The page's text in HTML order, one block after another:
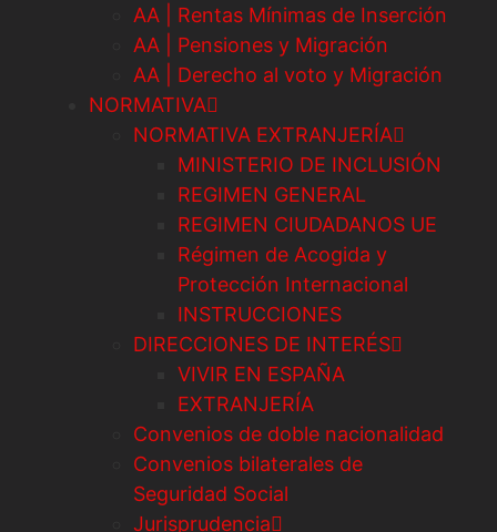
AA | Rentas Mínimas de Inserción
AA | Pensiones y Migración
AA | Derecho al voto y Migración
NORMATIVA
NORMATIVA EXTRANJERÍA
MINISTERIO DE INCLUSIÓN
REGIMEN GENERAL
REGIMEN CIUDADANOS UE
Régimen de Acogida y
Protección Internacional
INSTRUCCIONES
DIRECCIONES DE INTERÉS
VIVIR EN ESPAÑA
EXTRANJERÍA
Convenios de doble nacionalidad
Convenios bilaterales de
Seguridad Social
Jurisprudencia